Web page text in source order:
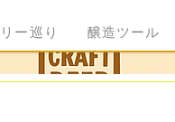
ー巡り 醸造ツール